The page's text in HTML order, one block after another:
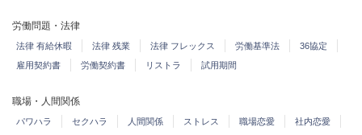
労働問題・法律
法律 有給休暇 法律 残業 法律 フレックス 労働基準法
36協定
雇用契約書
労働契約書 リストラ 試用期間
職場・人間関係
パワハラ セクハラ 人間関係 ストレス 職場恋愛
社内恋愛